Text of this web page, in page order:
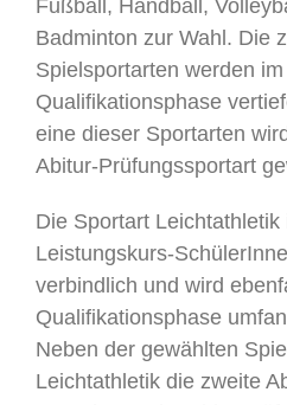
Fußball, Handball,
Badminton zur Wahl. Die
Spielsportarten werden
Qualifikationsphase
eine dieser Sportarten
Abitur-Prüfungssportart
Die Sportart Leichtathletik
Leistungskurs-
verbindlich und wird
Qualifikationsphase
Neben der gewählten
Leichtathletik die zweite